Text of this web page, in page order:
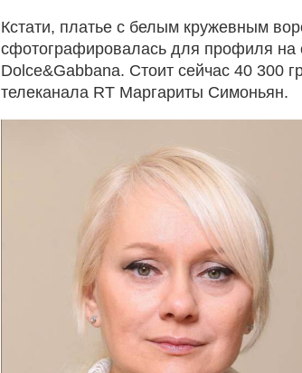
Кстати, платье с белым кружевным
сфотографировалась для профиля на
Dolce&Gabbana. Стоит сейчас 40 300
телеканала RT Маргариты Симоньян.